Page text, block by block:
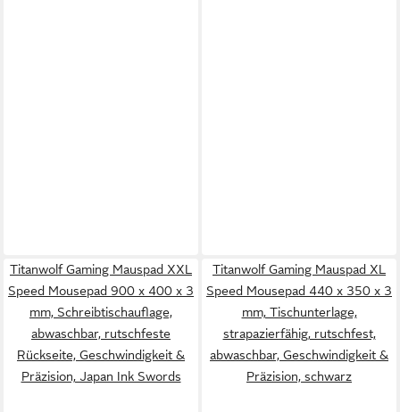
Titanwolf Gaming Mauspad XXL
Speed Mousepad 900 x 400 x 3
mm, Schreibtischauflage,
abwaschbar, rutschfeste
Rückseite, Geschwindigkeit &
Präzision, Japan Ink Swords
Titanwolf Gaming Mauspad XL
Speed Mousepad 440 x 350 x 3
mm, Tischunterlage,
strapazierfähig, rutschfest,
abwaschbar, Geschwindigkeit &
Präzision, schwarz